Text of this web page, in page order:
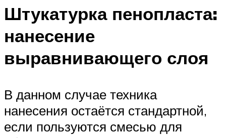
Штукатурка пенопласта:
нанесение
выравнивающего слоя
В данном случае техника
нанесения остаётся стандартной,
если пользуются смесью для